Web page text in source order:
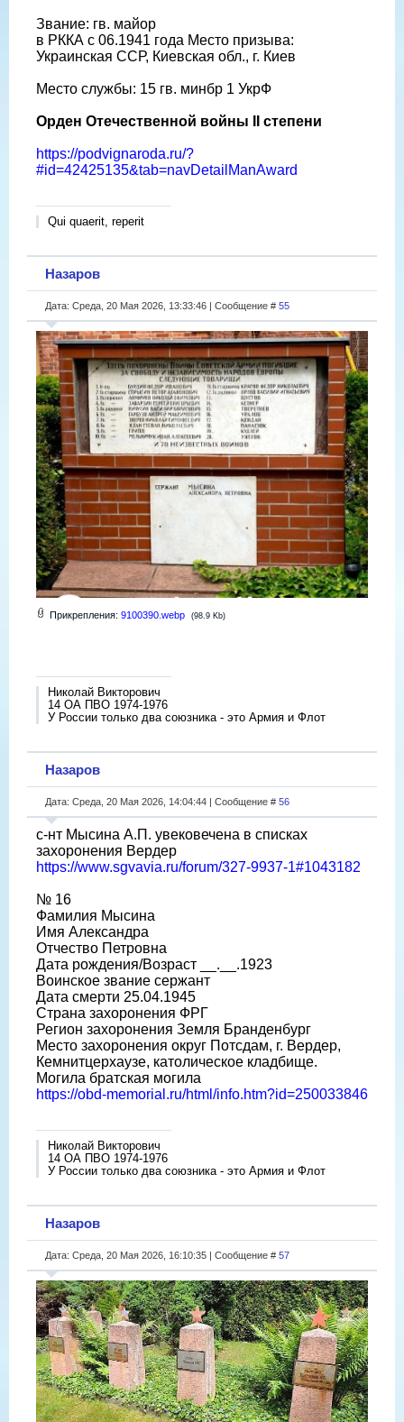
Звание: гв. майор
в РККА с 06.1941 года Место призыва:
Украинская ССР, Киевская обл., г. Киев
Место службы: 15 гв. минбр 1 УкрФ
Орден Отечественной войны II степени
https://podvignaroda.ru/?
#id=42425135&tab=navDetailManAward
Qui quaerit, reperit
Назаров
Дата: Среда, 20 Мая 2026, 13:33:46 | Сообщение # 55
Прикрепления: 9100390.webp (98.9 Kb)
Николай Викторович
14 ОА ПВО 1974-1976
У России только два союзника - это Армия и Флот
Назаров
Дата: Среда, 20 Мая 2026, 14:04:44 | Сообщение # 56
с-нт Мысина А.П. увековечена в списках
захоронения Вердер
https://www.sgvavia.ru/forum/327-9937-1#1043182
№ 16
Фамилия Мысина
Имя Александра
Отчество Петровна
Дата рождения/Возраст __.__.1923
Воинское звание сержант
Дата смерти 25.04.1945
Страна захоронения ФРГ
Регион захоронения Земля Бранденбург
Место захоронения округ Потсдам, г. Вердер,
Кемнитцерхаузе, католическое кладбище.
Могила братская могила
https://obd-memorial.ru/html/info.htm?id=250033846
Николай Викторович
14 ОА ПВО 1974-1976
У России только два союзника - это Армия и Флот
Назаров
Дата: Среда, 20 Мая 2026, 16:10:35 | Сообщение # 57